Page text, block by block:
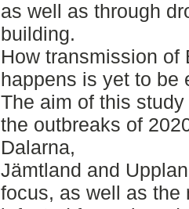
as well as through
building.
How transmission of
happens is yet to be
The aim of this
the outbreaks of
Dalarna,
Jämtland and
focus, as well as the